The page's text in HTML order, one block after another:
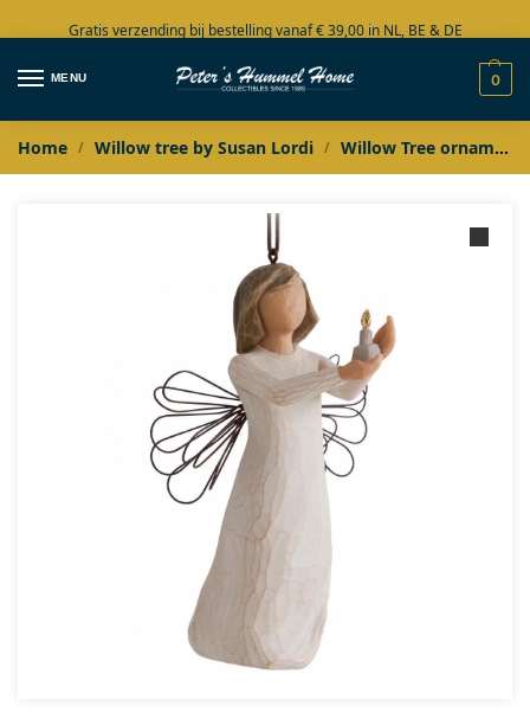
Gratis verzending bij bestelling vanaf € 39,00 in NL, BE & DE
Grote collectie in voorraad
MENU 0
Home / Willow tree by Susan Lordi / Willow Tree ornaments